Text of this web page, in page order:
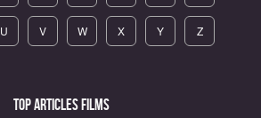
U V W X Y Z
Top articles Films